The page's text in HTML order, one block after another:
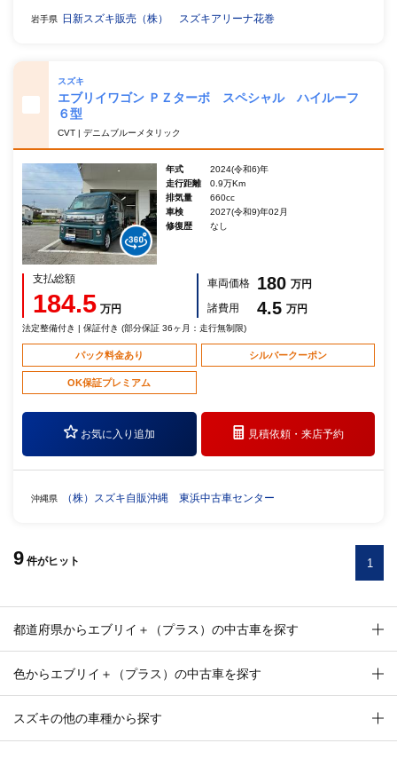
岩手県 日新スズキ販売（株） スズキアリーナ花巻
スズキ
エブリイワゴン ＰＺターボ スペシャル ハイルーフ
６型
CVT | デニムブルーメタリック
年式
2024(令和6)年
走行距離
0.9万Km
排気量
660cc
車検
2027(令和9)年02月
修復歴
なし
支払総額
184.5 万円
車両価格 180 万円
諸費用
4.5 万円
法定整備付き | 保証付き (部分保証 36ヶ月：走行無制限)
パック料金あり シルバークーポン
OK保証プレミアム
お気に入り追加 見積依頼・来店予約
沖縄県 （株）スズキ自販沖縄 東浜中古車センター
9 件がヒット 1
都道府県からエブリイ＋（プラス）の中古車を探す
色からエブリイ＋（プラス）の中古車を探す
スズキの他の車種から探す